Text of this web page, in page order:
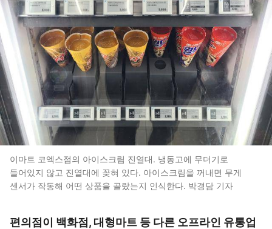
이마트 코엑스점의 아이스크림 진열대. 냉동고에 무더기로
들어있지 않고 진열대에 꽂혀 있다. 아이스크림을 꺼내면 무게
센서가 작동해 어떤 상품을 골랐는지 인식한다. 박경담 기자
편의점이 백화점, 대형마트 등 다른 오프라인 유통업